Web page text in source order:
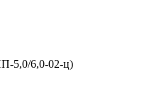
5,0/6,0-02-ц)